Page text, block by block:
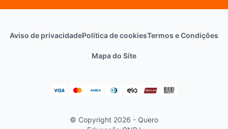
Aviso de privacidadePolítica de cookiesTermos e Condições
Mapa do Site
© Copyright 2026 - Quero